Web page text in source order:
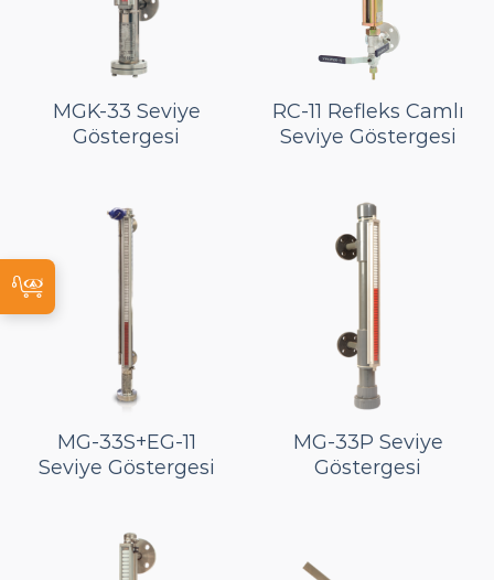
MGK-33 Seviye
Göstergesi
RC-11 Refleks Camlı
Seviye Göstergesi
MG-33S+EG-11
Seviye Göstergesi
MG-33P Seviye
Göstergesi